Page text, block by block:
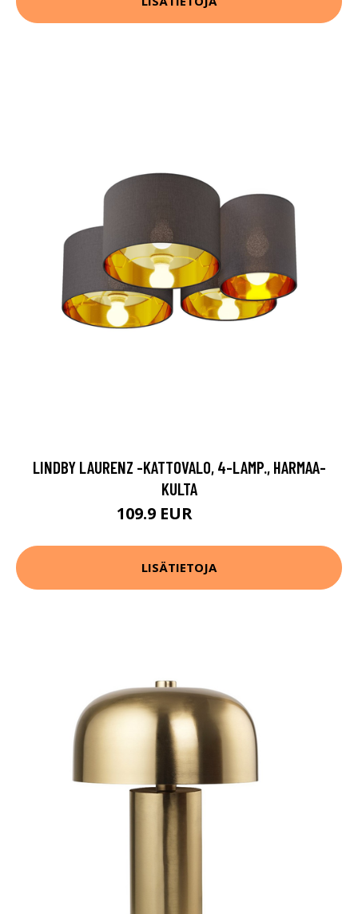
LINDBY LAURENZ -KATTOVALO, 4-LAMP., HARMAA-
KULTA
109.9 EUR
LISÄTIETOJA